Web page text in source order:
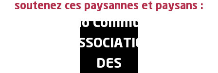
soutenez ces paysannes et paysans :
Bio Commun
(ASSOCIATION
DES